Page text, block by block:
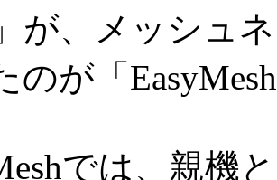
が、メッシュ
のが「
では、親機